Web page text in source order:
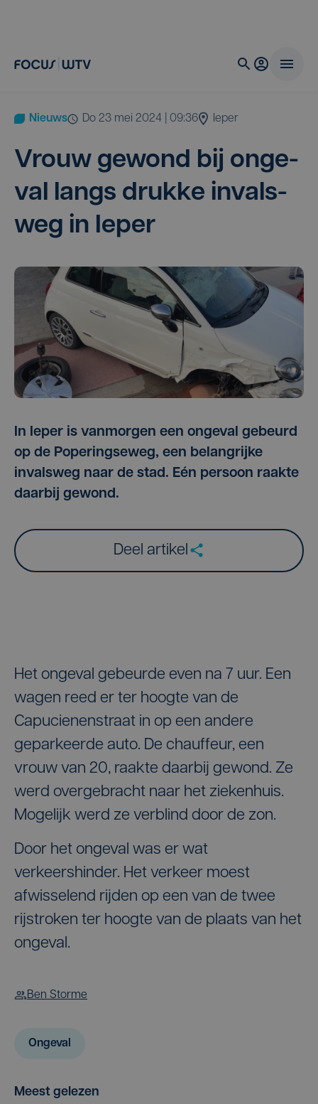
Nieuws do 23 mei 2024 | 09:36 Ieper
Vrouw gewond bij onge­
val langs druk­ke invals­
weg in Ieper
In Ieper is vanmorgen een ongeval gebeurd
op de Poperingseweg, een belangrijke
invalsweg naar de stad. Eén persoon raakte
daarbij gewond.
Deel artikel
Het ongeval gebeurde even na 7 uur. Een
wagen reed er ter hoogte van de
Capucienenstraat in op een andere
geparkeerde auto. De chauffeur, een
vrouw van 20, raakte daarbij gewond. Ze
werd overgebracht naar het ziekenhuis.
Mogelijk werd ze verblind door de zon.
Door het ongeval was er wat
verkeershinder. Het verkeer moest
afwisselend rijden op een van de twee
rijstroken ter hoogte van de plaats van het
ongeval.
Ben Storme
Ongeval
Meest gelezen